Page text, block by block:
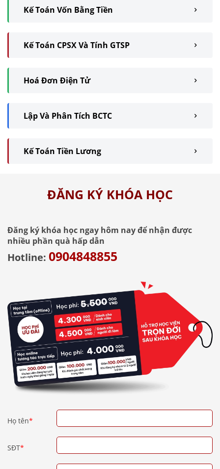
Kế Toán Vốn Bằng Tiền
Kế Toán CPSX Và Tính GTSP
Hoá Đơn Điện Tử
Lập Và Phân Tích BCTC
Kế Toán Tiền Lương
ĐĂNG KÝ KHÓA HỌC
Đăng ký khóa học ngay hôm nay để nhận được
nhiều phần quà hấp dẫn
Hotline: 0904848855
Họ tên*
SĐT*